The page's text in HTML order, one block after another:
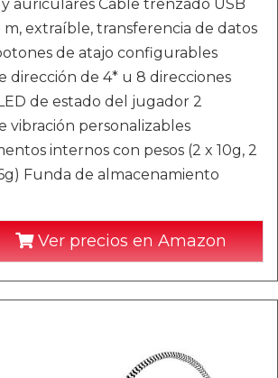
auriculares Cable trenzado USB
m, extraíble, transferencia de datos
de atajo configurables
dirección de 4* u 8 direcciones
de estado del jugador 2
vibración personalizables
internos con pesos (2 x 10g, 2
Funda de almacenamiento
Ver precios en Amazon